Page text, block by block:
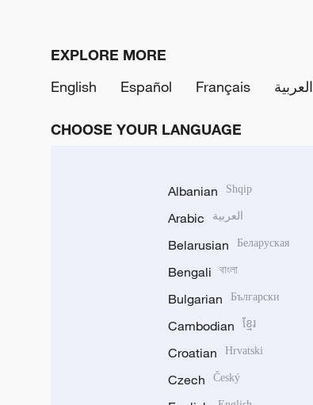
EXPLORE MORE
English
Español Français العربية
CHOOSE YOUR LANGUAGE
Albanian Shqip
Arabic العربية
Belarusian Беларуская
Bengali বাংলা
Bulgarian Български
Cambodian ខ្មែរ
Croatian Hrvatski
Czech Český